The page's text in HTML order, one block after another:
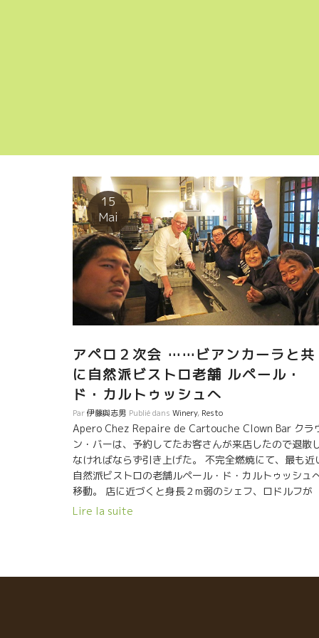
15
Mai
アペロ２次会 ……ビアンカーラと共
に自然派ビストロ老舗 ルペール・
ド・カルトゥッシュへ
Par伊藤與志男 Publié dans Winery, Resto
Apero Chez Repaire de Cartouche Clown Bar クラ
ン・バーは、予約してたお客さんが来店したので退散
なければならず引き上げた。 不完全燃焼にて、最も近
自然派ビストロの老舗ルペール・ド・カルトゥッシュ
移動。 店に近づくと身長２m弱のシェフ、ロドルフが
Dard et Riboのルネ・ジャンに電話中。 ルネジャンとは
Lire la suite